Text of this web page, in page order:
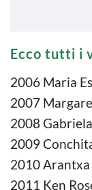
Ecco tutti i
2006 Maria
2007
2008
2009
2010 Arantxa
2011 Ken